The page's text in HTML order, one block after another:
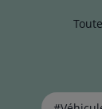
Liste